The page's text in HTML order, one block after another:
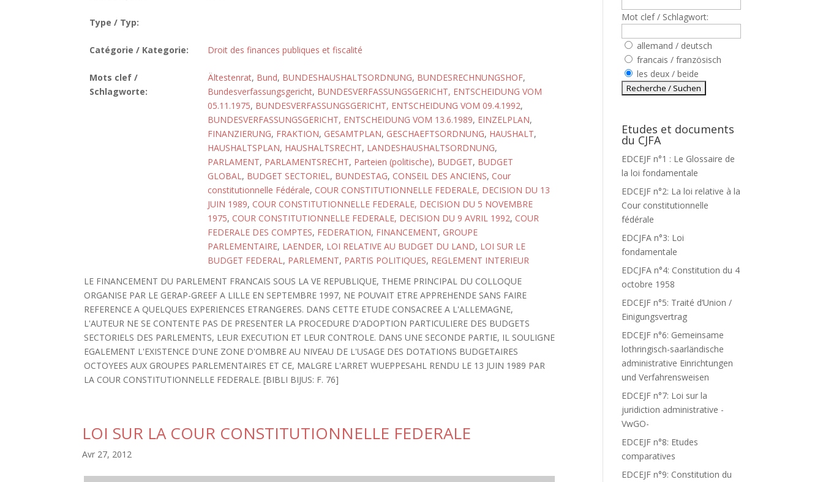
Type / Typ:
Catégorie / Kategorie: Droit des finances publiques et fiscalité
Mots clef /
Schlagworte:
Ältestenrat, Bund, BUNDESHAUSHALTSORDNUNG, BUNDESRECHNUNGSHOF,
Bundesverfassungsgericht, BUNDESVERFASSUNGSGERICHT, ENTSCHEIDUNG VOM
05.11.1975, BUNDESVERFASSUNGSGERICHT, ENTSCHEIDUNG VOM 09.4.1992,
BUNDESVERFASSUNGSGERICHT, ENTSCHEIDUNG VOM 13.6.1989, EINZELPLAN,
FINANZIERUNG, FRAKTION, GESAMTPLAN, GESCHAEFTSORDNUNG, HAUSHALT,
HAUSHALTSPLAN, HAUSHALTSRECHT, LANDESHAUSHALTSORDNUNG,
PARLAMENT, PARLAMENTSRECHT, Parteien (politische), BUDGET, BUDGET
GLOBAL, BUDGET SECTORIEL, BUNDESTAG, CONSEIL DES ANCIENS, Cour
constitutionnelle Fédérale, COUR CONSTITUTIONNELLE FEDERALE, DECISION DU 13
JUIN 1989, COUR CONSTITUTIONNELLE FEDERALE, DECISION DU 5 NOVEMBRE
1975, COUR CONSTITUTIONNELLE FEDERALE, DECISION DU 9 AVRIL 1992, COUR
FEDERALE DES COMPTES, FEDERATION, FINANCEMENT, GROUPE
PARLEMENTAIRE, LAENDER, LOI RELATIVE AU BUDGET DU LAND, LOI SUR LE
BUDGET FEDERAL, PARLEMENT, PARTIS POLITIQUES, REGLEMENT INTERIEUR
LE FINANCEMENT DU PARLEMENT FRANCAIS SOUS LA VE REPUBLIQUE, THEME PRINCIPAL DU COLLOQUE
ORGANISE PAR LE GERAP-GREEF A LILLE EN SEPTEMBRE 1997, NE POUVAIT ETRE APPREHENDE SANS FAIRE
REFERENCE A QUELQUES EXPERIENCES ETRANGERES. DANS CETTE ETUDE CONSACREE A L'ALLEMAGNE,
L'AUTEUR NE SE CONTENTE PAS DE PRESENTER LA PROCEDURE D'ADOPTION PARTICULIERE DES BUDGETS
SECTORIELS DES PARLEMENTS, LEUR EXECUTION ET LEUR CONTROLE. DANS UNE SECONDE PARTIE, IL SOULIGNE
EGALEMENT L'EXISTENCE D'UNE ZONE D'OMBRE AU NIVEAU DE L'USAGE DES DOTATIONS BUDGETAIRES
OCTOYEES AUX GROUPES PARLEMENTAIRES ET CE, MALGRE L'ARRET WUEPPESAHL RENDU LE 13 JUIN 1989 PAR
LA COUR CONSTITUTIONNELLE FEDERALE. [BIBLI BIJUS: F. 76]
LOI SUR LA COUR CONSTITUTIONNELLE FEDERALE
Avr 27, 2012
Mot clef / Schlagwort:
allemand / deutsch
francais / französisch
les deux / beide
Etudes et documents
du CJFA
EDCEJF n°1 : Le Glossaire de
la loi fondamentale
EDCEJF n°2: La loi relative à la
Cour constitutionnelle
fédérale
EDCJFA n°3: Loi
fondamentale
EDCJFA n°4: Constitution du 4
octobre 1958
EDCEJF n°5: Traité d’Union /
Einigungsvertrag
EDCEJF n°6: Gemeinsame
lothringisch-saarländische
administrative Einrichtungen
und Verfahrensweisen
EDCEJF n°7: Loi sur la
juridiction administrative -
VwGO-
EDCEJF n°8: Etudes
comparatives
EDCEJF n°9: Constitution du